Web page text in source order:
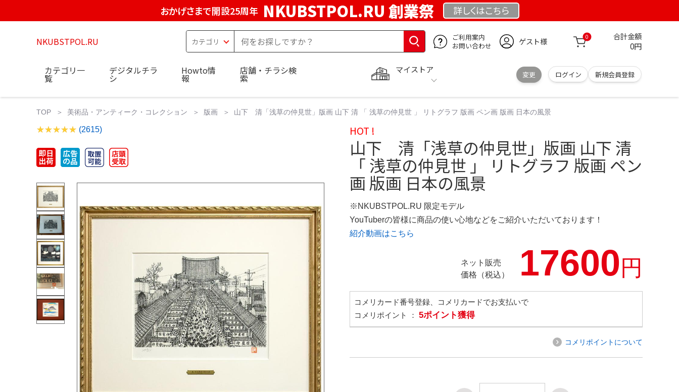
おかげさまで開設25周年 NKUBSTPOL.RU 創業祭 詳しくはこちら
NKUBSTPOL.RU
ご利用案内
お問い合わせ
ゲスト様 0 合計金額
0円
マイストア
変更 ログイン 新規会員登録
カテゴリ一
覧
デジタルチラ
シ
Howto情
報
店舗・チラシ検
索
TOP 美術品・アンティーク・コレクション 版画 山下 清「浅草の仲見世」版画 山下 清 「 浅草の仲見世 」 リトグラフ 版画 ペン画 版画 日本の風景
(2615) HOT !
山下 清「浅草の仲見世」版画 山下 清
「 浅草の仲見世 」 リトグラフ 版画 ペン
画 版画 日本の風景
※NKUBSTPOL.RU 限定モデル
YouTuberの皆様に商品の使い心地などをご紹介いただいております！
紹介動画はこちら
ネット販売
価格（税込）
17600円
コメリカード番号登録、コメリカードでお支払いで
コメリポイント ： 5ポイント獲得
コメリポイントについて